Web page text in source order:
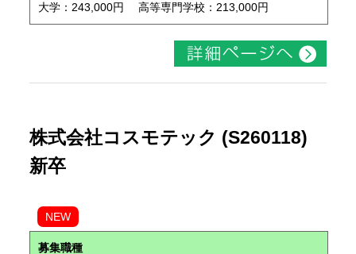
大学：243,000円 高等専門学校：213,000円
株式会社コスモテック (S260118)
新卒
NEW
募集職種